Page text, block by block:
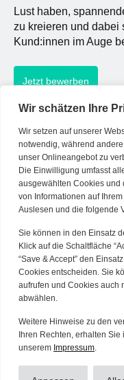
Wir schätzen Ihre
Wir setzen auf unserer
notwendig, während
unser Onlineangebot zu
Die Einwilligung umfasst
ausgewählten Cookies und
von Informationen auf
Auslesen und die folgende
Sie können in den Einsatz
Klick auf die Schaltfläche
“Save & Accept” den
Cookies entscheiden. Sie
aufrufen und Cookies auch
abwählen.
Weitere Hinweise zu den
Ihren Rechten, erhalten Sie
unserem Impressum.
Lust haben,
zu kreieren und dabei
Kund:innen im Auge
Jetzt bewerben
Kontakt
Tel. Zentrale: +49
E-Mail:
FFM – Friedensstraße
60311 Frankfurt am
→ Anfahrtsplan
HN –
74072 Heilbronn
→ Anfahrtsplan
Datenschutzerklärung
Impressum